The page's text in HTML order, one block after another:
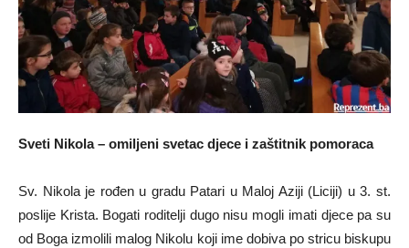
Sveti Nikola – omiljeni svetac djece i zaštitnik pomoraca
Sv. Nikola je rođen u gradu Patari u Maloj Aziji (Liciji) u 3. st.
poslije Krista. Bogati roditelji dugo nisu mogli imati djece pa su
od Boga izmolili malog Nikolu koji ime dobiva po stricu biskupu